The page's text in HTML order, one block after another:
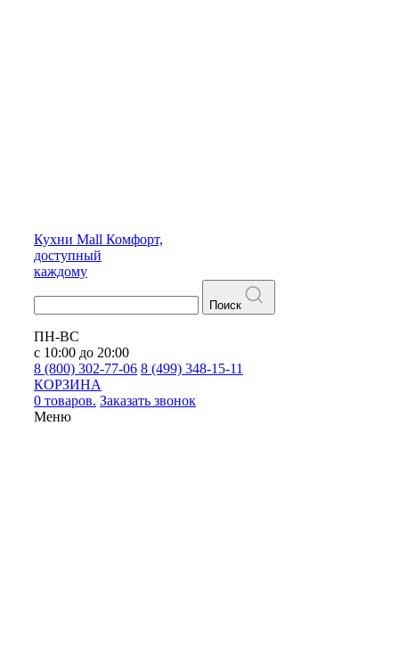
Кухни Mall Комфорт,
доступный
каждому
Поиск
ПН-ВС
с 10:00 до 20:00
8 (800) 302-77-06 8 (499) 348-15-11
КОРЗИНА
0 товаров. Заказать звонок
Меню